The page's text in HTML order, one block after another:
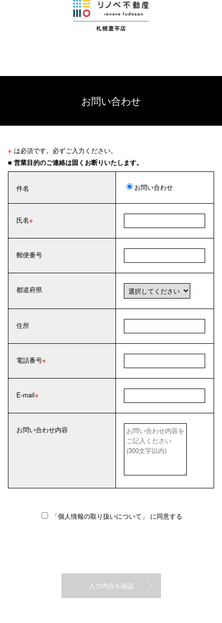
お問い合わせ
※ は必須です。必ずご入力ください。
■ 営業目的のご連絡は固くお断りいたします。
件名 お問い合わせ
氏名
郵便番号
都道府県
住所
電話番号
E-mail
お問い合わせ内容
「個人情報の取り扱いについて」 に同意する